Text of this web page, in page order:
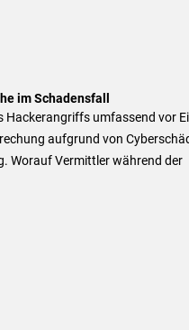
im Schadensfall
Hackerangriffs umfassend vor
aufgrund von
Worauf Vermittler während der